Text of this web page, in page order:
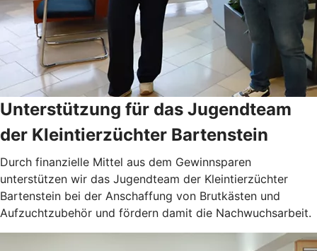
Unterstützung für das Jugendteam
der Kleintierzüchter Bartenstein
Durch finanzielle Mittel aus dem Gewinnsparen
unterstützen wir das Jugendteam der Kleintierzüchter
Bartenstein bei der Anschaffung von Brutkästen und
Aufzuchtzubehör und fördern damit die Nachwuchsarbeit.